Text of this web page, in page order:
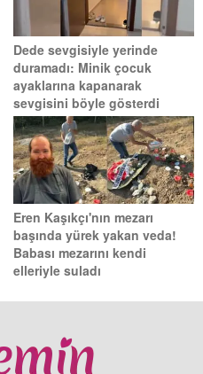
Dede sevgisiyle yerinde
duramadı: Minik çocuk
ayaklarına kapanarak
sevgisini böyle gösterdi
Eren Kaşıkçı'nın mezarı
başında yürek yakan veda!
Babası mezarını kendi
elleriyle suladı